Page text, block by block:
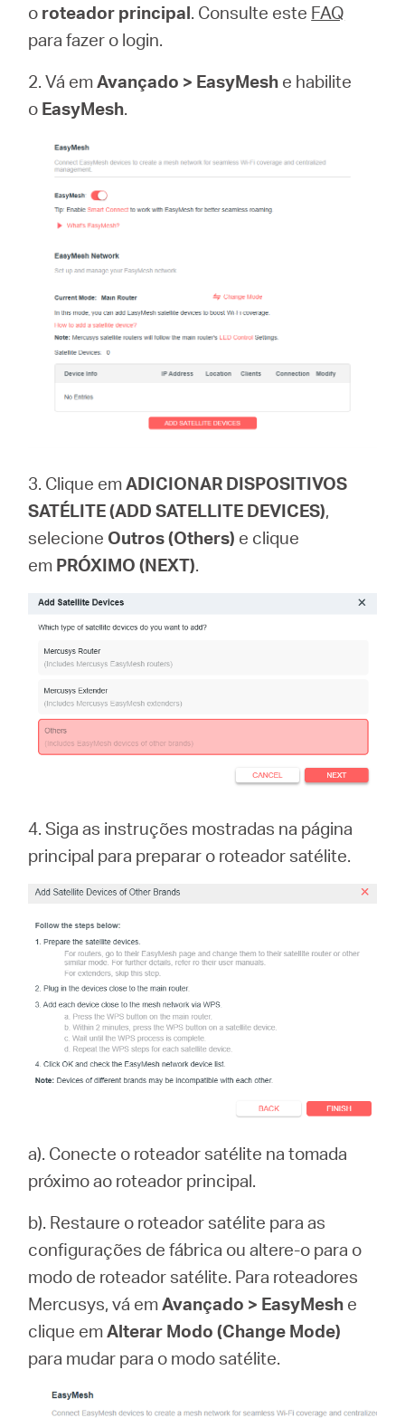
o roteador principal. Consulte este FAQ
para fazer o login.
2. Vá emAvançado > EasyMesh e habilite
o EasyMesh.
3. Clique emADICIONAR DISPOSITIVOS
SATÉLITE (ADD SATELLITE DEVICES),
selecione Outros (Others) e clique
em PRÓXIMO (NEXT).
4. Siga as instruções mostradas na página
principal para preparar o roteador satélite.
a). Conecte o roteador satélite na tomada
próximo ao roteador principal.
b). Restaure o roteador satélite para as
configurações de fábrica ou altere-o para o
modo de roteador satélite. Para roteadores
Mercusys, vá emAvançado > EasyMesh e
clique emAlterar Modo (Change Mode)
para mudar para o modo satélite.